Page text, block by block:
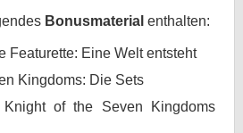
Bonusmaterial enthalten:
Featurette: Eine Welt entsteht
Kingdoms: Die Sets
of the Seven Kingdoms